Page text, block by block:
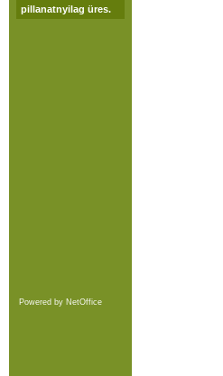
pillanatnyilag üres.
Powered by NetOffice